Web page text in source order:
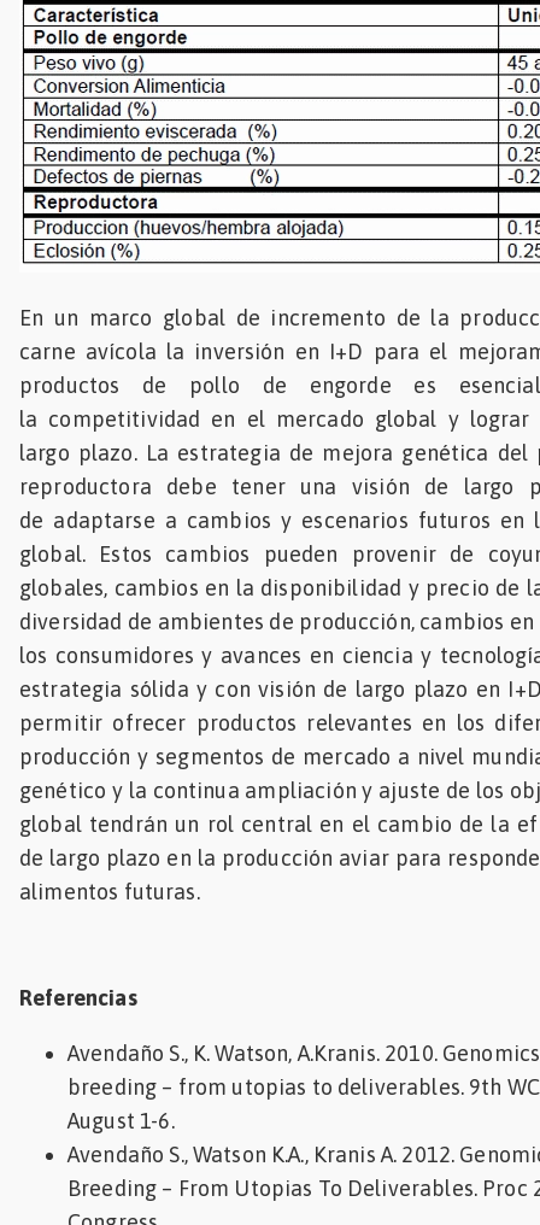
En un marco global de incremento de la
carne avícola la inversión en I+D para el
productos de pollo de engorde es
la competitividad en el mercado global y lograr
largo plazo. La estrategia de mejora genética del
reproductora debe tener una visión de largo
de adaptarse a cambios y escenarios futuros
global. Estos cambios pueden provenir de
globales, cambios en la disponibilidad y precio de
diversidad de ambientes de producción, cambios
los consumidores y avances en ciencia y
estrategia sólida y con visión de largo plazo en
permitir ofrecer productos relevantes en los
producción y segmentos de mercado a nivel
genético y la continua ampliación y ajuste de los
global tendrán un rol central en el cambio de la
de largo plazo en la producción aviar para
alimentos futuras.
Referencias
Avendaño S., K. Watson, A.Kranis. 2010.
breeding – from utopias to deliverables. 9th
August 1-6.
Avendaño S., Watson K.A., Kranis A. 2012.
Breeding – From Utopias To Deliverables. Proc